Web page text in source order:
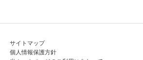
サイトマップ
個人情報保護方針